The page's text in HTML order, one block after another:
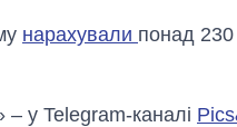
нарахували понад 230
– у Telegram-каналі